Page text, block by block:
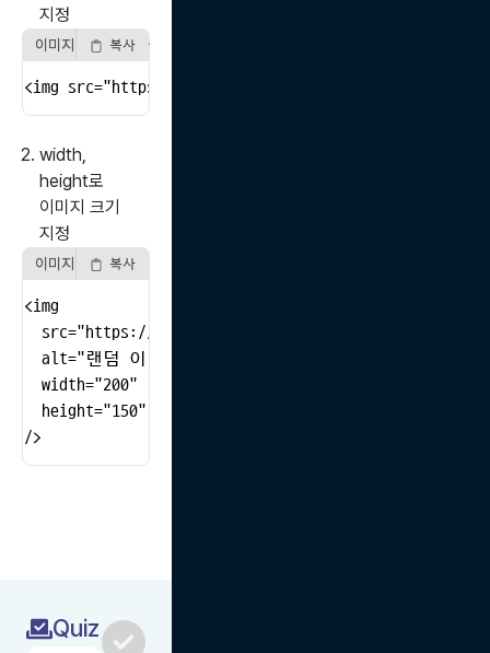
지정
이미지 태그 기본 사용
복사
<img src="https://picsum.photos/300" alt="프로필 사
width,
height로
이미지 크기
지정
이미지 크기 설정
복사
<img
  src="https://picsum.photos/300"
  alt="랜덤 이미지"
  width="200"
  height="150"
/>
Quiz